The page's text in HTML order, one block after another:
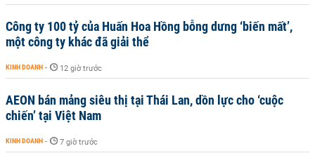
Công ty 100 tỷ của Huấn Hoa Hồng bỗng dưng ‘biến mất’,
một công ty khác đã giải thể
KINH DOANH - 12 giờ trước
AEON bán mảng siêu thị tại Thái Lan, dồn lực cho ‘cuộc
chiến’ tại Việt Nam
KINH DOANH - 7 giờ trước